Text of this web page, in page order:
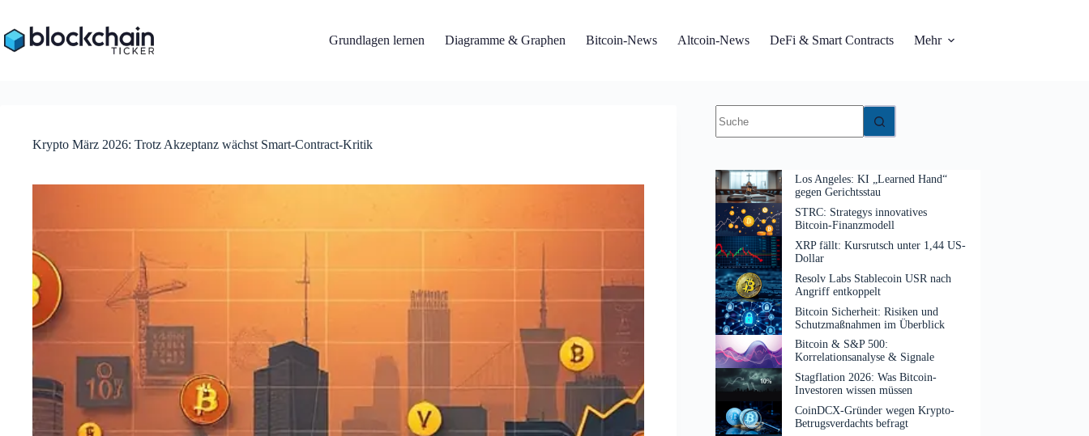
springen
Grundlagen lernen Diagramme & Graphen Bitcoin-News Altcoin-News DeFi & Smart Contracts Mehr
Krypto März 2026: Trotz Akzeptanz wächst Smart-Contract-Kritik
Ergebnisse
Los Angeles: KI „Learned Hand“
gegen Gerichtsstau
STRC: Strategys innovatives
Bitcoin-Finanzmodell
XRP fällt: Kursrutsch unter 1,44 US-
Dollar
Resolv Labs Stablecoin USR nach
Angriff entkoppelt
Bitcoin Sicherheit: Risiken und
Schutzmaßnahmen im Überblick
Bitcoin & S&P 500:
Korrelationsanalyse & Signale
Stagflation 2026: Was Bitcoin-
Investoren wissen müssen
CoinDCX-Gründer wegen Krypto-
Betrugsverdachts befragt